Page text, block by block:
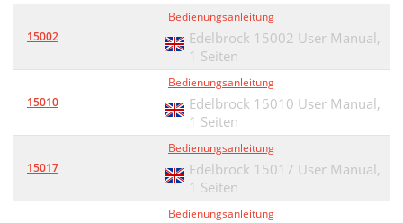
15002
Bedienungsanleitung
Edelbrock 15002 User Manual,
1 Seiten
15010
Bedienungsanleitung
Edelbrock 15010 User Manual,
1 Seiten
15017
Bedienungsanleitung
Edelbrock 15017 User Manual,
1 Seiten
Bedienungsanleitung